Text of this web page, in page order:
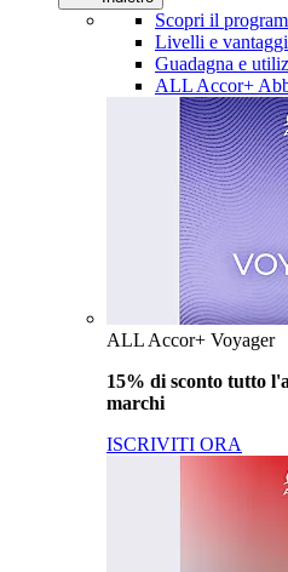
Scopri il
Livelli e vantaggi
Guadagna e
ALL Accor+
ALL Accor+ Voyager
15% di sconto tutto
marchi
ISCRIVITI ORA